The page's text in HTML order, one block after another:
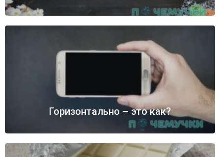
Горизонтально – это как?